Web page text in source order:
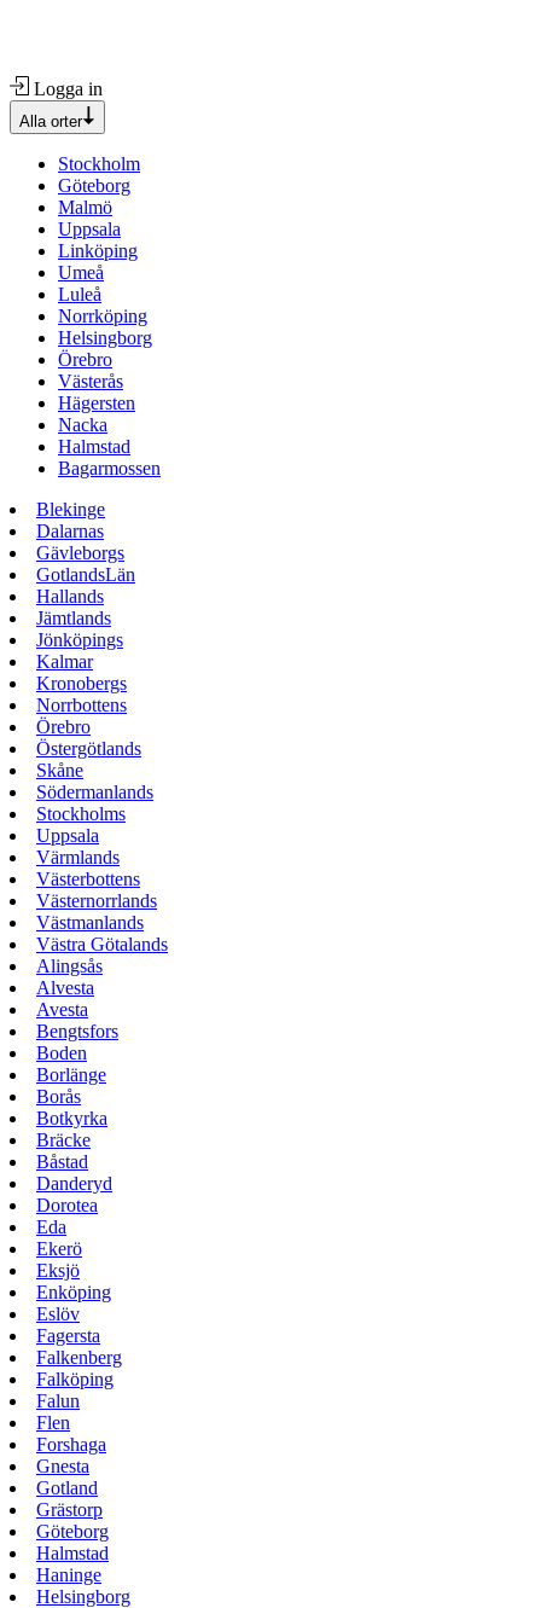
Logga in
Alla orter
Stockholm
Göteborg
Malmö
Uppsala
Linköping
Umeå
Luleå
Norrköping
Helsingborg
Örebro
Västerås
Hägersten
Nacka
Halmstad
Bagarmossen
Blekinge
Dalarnas
Gävleborgs
GotlandsLän
Hallands
Jämtlands
Jönköpings
Kalmar
Kronobergs
Norrbottens
Örebro
Östergötlands
Skåne
Södermanlands
Stockholms
Uppsala
Värmlands
Västerbottens
Västernorrlands
Västmanlands
Västra Götalands
Alingsås
Alvesta
Avesta
Bengtsfors
Boden
Borlänge
Borås
Botkyrka
Bräcke
Båstad
Danderyd
Dorotea
Eda
Ekerö
Eksjö
Enköping
Eslöv
Fagersta
Falkenberg
Falköping
Falun
Flen
Forshaga
Gnesta
Gotland
Grästorp
Göteborg
Halmstad
Haninge
Helsingborg